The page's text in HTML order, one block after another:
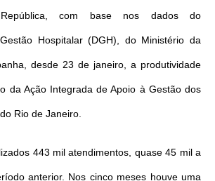
com base nos dados do
Hospitalar (DGH), do Ministério da
desde 23 de janeiro, a produtividade
da Ação Integrada de Apoio à Gestão dos
Rio de Janeiro.
443 mil atendimentos, quase 45 mil a
anterior. Nos cinco meses houve uma